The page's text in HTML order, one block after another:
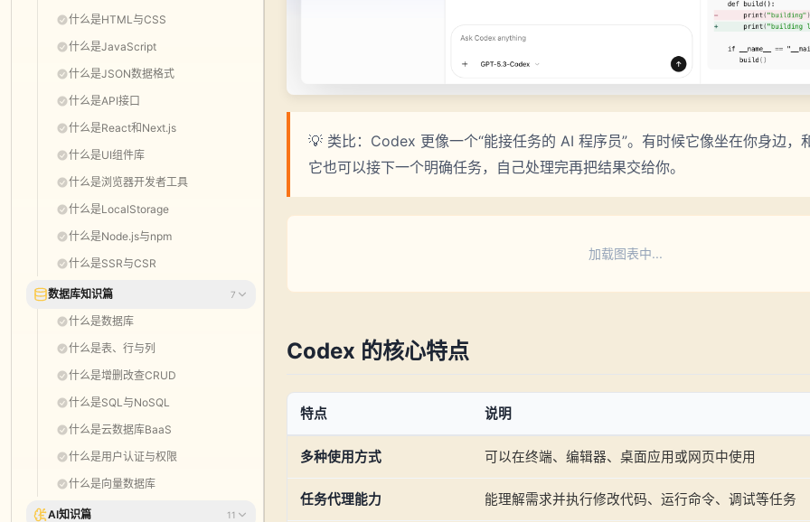
什么是HTML与CSS
什么是JavaScript
什么是JSON数据格式
什么是API接口
什么是React和Next.js
什么是UI组件库
什么是浏览器开发者工具
什么是LocalStorage
什么是Node.js与npm
什么是SSR与CSR
数据库知识篇 7
什么是数据库
什么是表、行与列
什么是增删改查CRUD
什么是SQL与NoSQL
什么是云数据库BaaS
什么是用户认证与权限
什么是向量数据库
AI知识篇 11
💡 类比：Codex 更像一个“能接任务的 AI 程序员”。有时候它像坐在你身边，
它也可以接下一个明确任务，自己处理完再把结果交给你。
加载图表中...
Codex 的核心特点
特点 说明
多种使用方式 可以在终端、编辑器、桌面应用或网页中使用
任务代理能力 能理解需求并执行修改代码、运行命令、调试等任务